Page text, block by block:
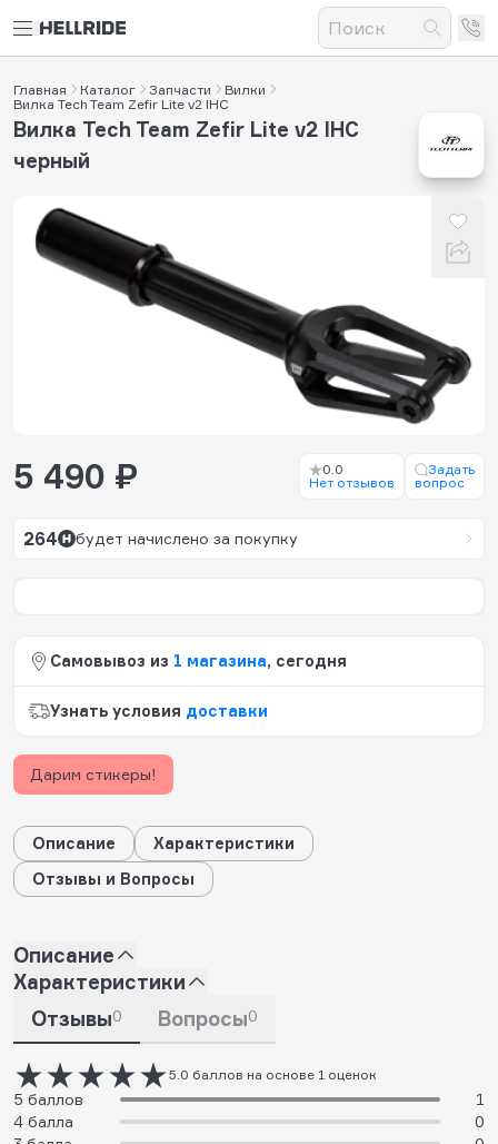
Главная Каталог Запчасти
Вилки
Вилка Tech Team Zefir Lite v2 IHC
Вилка Tech Team Zefir Lite v2 IHC
черный
5 490 ₽
0.0
Нет отзывов
Задать
вопрос
264 будет начислено за покупку
Самовывоз из 1 магазина, сегодня
Узнать условия доставки
Дарим стикеры!
Описание
Характеристики
Отзывы и Вопросы
Описание
Характеристики
Отзывы0 Вопросы0
5.0 баллов на основе 1 оценок
5 баллов
1
4 балла
0